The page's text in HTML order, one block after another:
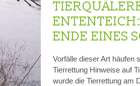
ENDE EINES
Vorfälle dieser Art häufen
Tierrettung Hinweise auf
wurde die Tierrettung am